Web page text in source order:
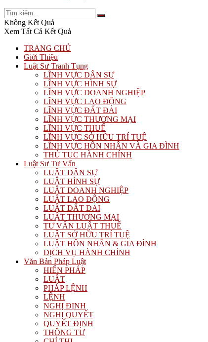
Không Kết Quả
Xem Tất Cả Kết Quả
TRANG CHỦ
Giới Thiệu
Luật Sư Tranh Tụng
LĨNH VỰC DÂN SỰ
LĨNH VỰC HÌNH SỰ
LĨNH VỰC DOANH NGHIỆP
LĨNH VỰC LAO ĐỘNG
LĨNH VỰC ĐẤT ĐAI
LĨNH VỰC THƯƠNG MẠI
LĨNH VỰC THUẾ
LĨNH VỰC SỞ HỮU TRÍ TUỆ
LĨNH VỰC HÔN NHÂN VÀ GIA ĐÌNH
THỦ TỤC HÀNH CHÍNH
Luật Sư Tư Vấn
LUẬT DÂN SỰ
LUẬT HÌNH SỰ
LUẬT DOANH NGHIỆP
LUẬT LAO ĐỘNG
LUẬT ĐẤT ĐAI
LUẬT THƯƠNG MẠI
TƯ VẤN LUẬT THUẾ
LUẬT SỞ HỮU TRÍ TUỆ
LUẬT HÔN NHÂN & GIA ĐÌNH
DỊCH VỤ HÀNH CHÍNH
Văn Bản Pháp Luật
HIẾN PHÁP
LUẬT
PHÁP LỆNH
LỆNH
NGHỊ ĐỊNH
NGHỊ QUYẾT
QUYẾT ĐỊNH
THÔNG TƯ